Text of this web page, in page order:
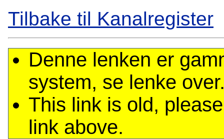
Tilbake til Kanalregister
Denne lenken er
system, se lenke
This link is old,
link above.